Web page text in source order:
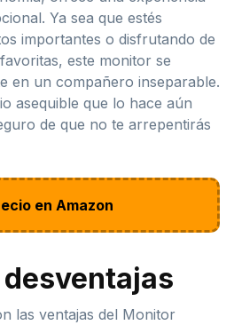
Ya sea que estés
importantes o disfrutando de
este monitor se
en un compañero inseparable.
asequible que lo hace aún
de que no te arrepentirás
en Amazon
las ventajas del Monitor